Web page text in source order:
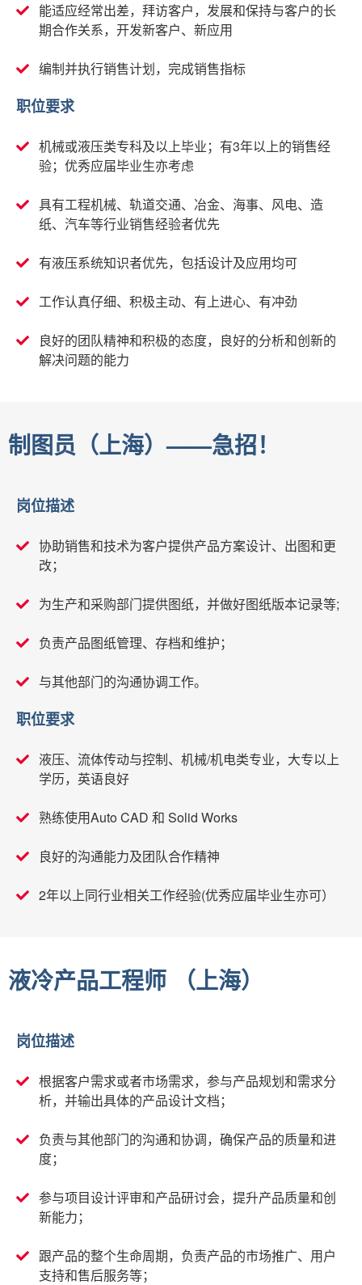
能适应经常出差，拜访客户，发展和保持与客户的长
期合作关系，开发新客户、新应用
编制并执行销售计划，完成销售指标
职位要求
机械或液压类专科及以上毕业；有3年以上的销售经
验；优秀应届毕业生亦考虑
具有工程机械、轨道交通、冶金、海事、风电、造
纸、汽车等行业销售经验者优先
有液压系统知识者优先，包括设计及应用均可
工作认真仔细、积极主动、有上进心、有冲劲
良好的团队精神和积极的态度，良好的分析和创新的
解决问题的能力
制图员（上海）——急招！
岗位描述
协助销售和技术为客户提供产品方案设计、出图和更
改；
为生产和采购部门提供图纸，并做好图纸版本记录等;
负责产品图纸管理、存档和维护；
与其他部门的沟通协调工作。
职位要求
液压、流体传动与控制、机械/机电类专业，大专以上
学历，英语良好
熟练使用Auto CAD 和 Solid Works
良好的沟通能力及团队合作精神
2年以上同行业相关工作经验(优秀应届毕业生亦可）
液冷产品工程师 （上海）
岗位描述
根据客户需求或者市场需求，参与产品规划和需求分
析，并输出具体的产品设计文档；
负责与其他部门的沟通和协调，确保产品的质量和进
度；
参与项目设计评审和产品研讨会，提升产品质量和创
新能力；
跟产品的整个生命周期，负责产品的市场推广、用户
支持和售后服务等；